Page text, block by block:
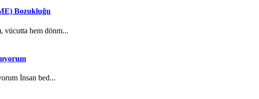
Bozukluğu
vücutta hem dönm...
İnsan bed...